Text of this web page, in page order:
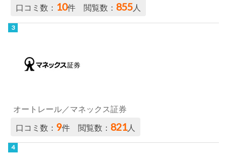
口コミ数： 10件 閲覧数： 855人
オートレール／マネックス証券
口コミ数： 9件 閲覧数： 821人